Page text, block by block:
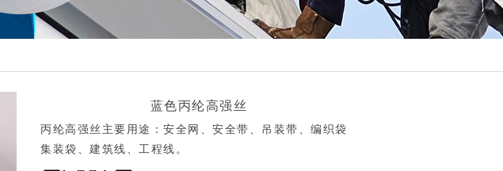
蓝色丙纶高强丝
丙纶高强丝主要用途：安全网、安全带、吊装带、编织袋
集装袋、建筑线、工程线。